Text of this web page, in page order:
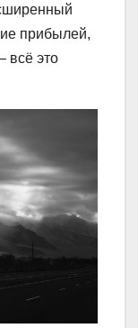
прибылей,
всё это